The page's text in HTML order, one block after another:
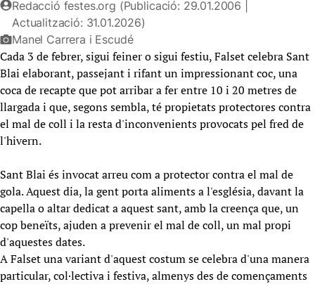
Redacció festes.org (Publicació: 29.01.2006 |
Actualització: 31.01.2026)
Manel Carrera i Escudé
Cada 3 de febrer, sigui feiner o sigui festiu, Falset celebra Sant
Blai elaborant, passejant i rifant un impressionant coc, una
coca de recapte que pot arribar a fer entre 10 i 20 metres de
llargada i que, segons sembla, té propietats protectores contra
el mal de coll i la resta d'inconvenients provocats pel fred de
l'hivern.
Sant Blai és invocat arreu com a protector contra el mal de
gola. Aquest dia, la gent porta aliments a l'església, davant la
capella o altar dedicat a aquest sant, amb la creença que, un
cop beneïts, ajuden a prevenir el mal de coll, un mal propi
d'aquestes dates.
A Falset una variant d'aquest costum se celebra d'una manera
particular, col·lectiva i festiva, almenys des de començaments